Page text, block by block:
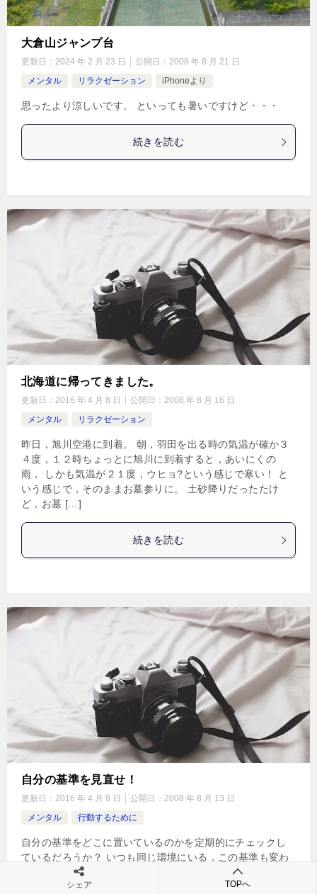
大倉山ジャンプ台
更新日： 2024 年 2 月 23 日 公開日： 2008 年 8 月 21 日
メンタル
リラクゼーション iPhoneより
思ったより涼しいです。 といっても暑いですけど・・・
続きを読む
北海道に帰ってきました。
更新日： 2016 年 4 月 8 日 公開日： 2008 年 8 月 16 日
メンタル
リラクゼーション
昨日，旭川空港に到着。 朝，羽田を出る時の気温が確か３
４度，１２時ちょっとに旭川に到着すると，あいにくの
雨， しかも気温が２１度，ウヒョ?という感じで寒い！ と
いう感じで，そのままお墓参りに。 土砂降りだったたけ
ど，お墓 […]
続きを読む
自分の基準を見直せ！
更新日： 2016 年 4 月 8 日 公開日： 2008 年 8 月 13 日
メンタル
行動するために
自分の基準をどこに置いているのかを定期的にチェックし
ているだろうか？ いつも同じ環境にいる，この基準も変わ
らない。 もしかすると基準が下がっていくかもしれない。
昔サラリーマンをしているころがそうだったな? 頑張っても
シェア TOPへ